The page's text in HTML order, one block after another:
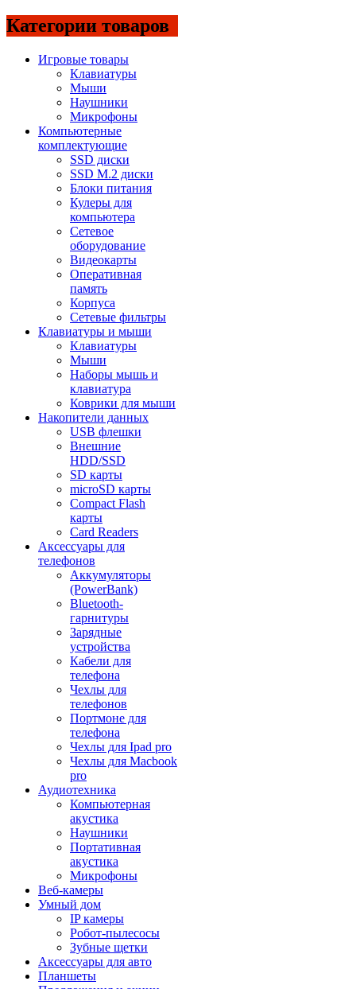
Категории товаров
Игровые товары
Клавиатуры
Мыши
Наушники
Микрофоны
Компьютерные
комплектующие
SSD диски
SSD M.2 диски
Блоки питания
Кулеры для
компьютера
Сетевое
оборудование
Видеокарты
Оперативная
память
Корпуса
Сетевые фильтры
Клавиатуры и мыши
Клавиатуры
Мыши
Наборы мышь и
клавиатура
Коврики для мыши
Накопители данных
USB флешки
Внешние
HDD/SSD
SD карты
microSD карты
Compact Flash
карты
Card Readers
Аксессуары для
телефонов
Аккумуляторы
(PowerBank)
Bluetooth-
гарнитуры
Зарядные
устройства
Кабели для
телефона
Чехлы для
телефонов
Портмоне для
телефона
Чехлы для Ipad pro
Чехлы для Macbook
pro
Аудиотехника
Компьютерная
акустика
Наушники
Портативная
акустика
Микрофоны
Веб-камеры
Умный дом
IP камеры
Робот-пылесосы
Зубные щетки
Аксессуары для авто
Планшеты